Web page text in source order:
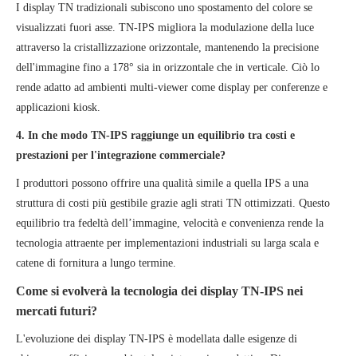
I display TN tradizionali subiscono uno spostamento del colore se
visualizzati fuori asse. TN-IPS migliora la modulazione della luce
attraverso la cristallizzazione orizzontale, mantenendo la precisione
dell'immagine fino a 178° sia in orizzontale che in verticale. Ciò lo
rende adatto ad ambienti multi-viewer come display per conferenze e
applicazioni kiosk.
4. In che modo TN-IPS raggiunge un equilibrio tra costi e
prestazioni per l'integrazione commerciale?
I produttori possono offrire una qualità simile a quella IPS a una
struttura di costi più gestibile grazie agli strati TN ottimizzati. Questo
equilibrio tra fedeltà dell’immagine, velocità e convenienza rende la
tecnologia attraente per implementazioni industriali su larga scala e
catene di fornitura a lungo termine.
Come si evolverà la tecnologia dei display TN-IPS nei
mercati futuri?
L'evoluzione dei display TN-IPS è modellata dalle esigenze di